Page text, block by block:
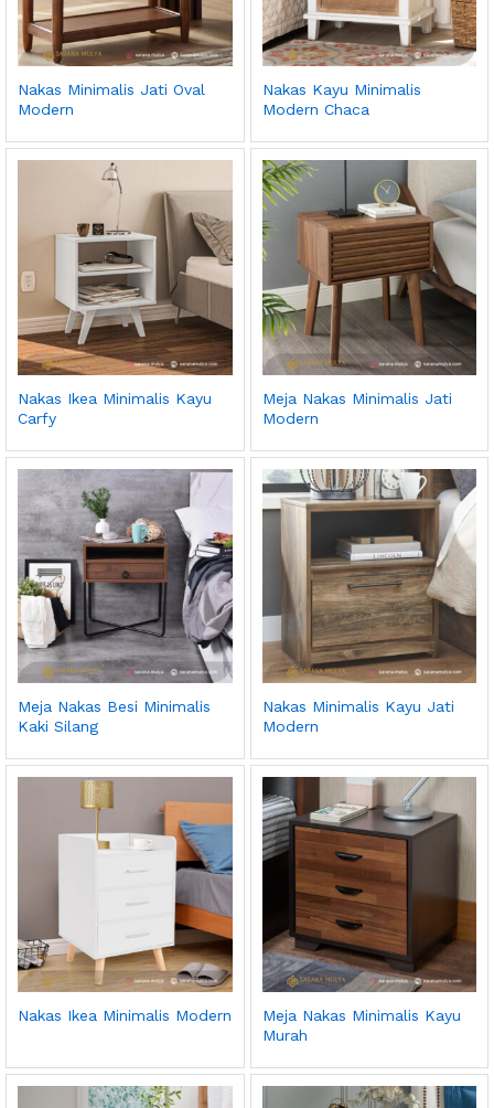
Nakas Minimalis Jati Oval
Modern
Nakas Kayu Minimalis
Modern Chaca
Nakas Ikea Minimalis Kayu
Carfy
Meja Nakas Minimalis Jati
Modern
Meja Nakas Besi Minimalis
Kaki Silang
Nakas Minimalis Kayu Jati
Modern
Nakas Ikea Minimalis Modern
Meja Nakas Minimalis Kayu
Murah